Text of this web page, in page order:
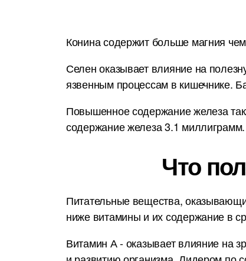
Конина содержит больше магния
Селен оказывает влияние на
язвенным процессам в кишечнике.
Повышенное содержание железа
содержание железа 3.1
Что
Питательные вещества,
ниже витамины и их содержание в
Витамин А - оказывает влияние на